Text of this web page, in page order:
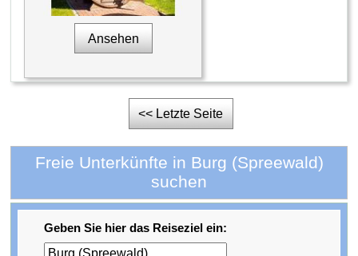
Ansehen
<< Letzte Seite
Freie Unterkünfte in Burg (Spreewald)
suchen
Geben Sie hier das Reiseziel ein: